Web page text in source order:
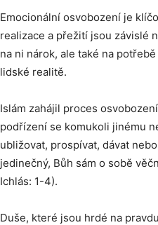
Emocionální osvobození je
realizace a přežití jsou závislé
na ni nárok, ale také na
lidské realitě.
Islám zahájil proces
podřízení se komukoli jinému
ubližovat, prospívat, dávat
jedinečný, Bůh sám o sobě
Ichlás: 1-4).
Duše, které jsou hrdé na